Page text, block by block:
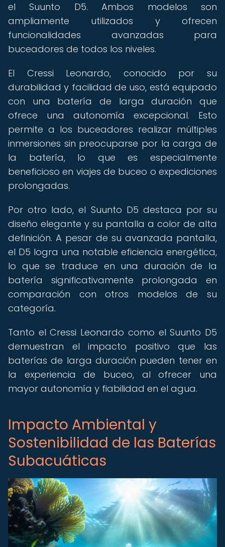
el Suunto D5. Ambos modelos son
ampliamente utilizados y ofrecen
funcionalidades avanzadas para
buceadores de todos los niveles.
El Cressi Leonardo, conocido por su
durabilidad y facilidad de uso, está equipado
con una batería de larga duración que
ofrece una autonomía excepcional. Esto
permite a los buceadores realizar múltiples
inmersiones sin preocuparse por la carga de
la batería, lo que es especialmente
beneficioso en viajes de buceo o expediciones
prolongadas.
Por otro lado, el Suunto D5 destaca por su
diseño elegante y su pantalla a color de alta
definición. A pesar de su avanzada pantalla,
el D5 logra una notable eficiencia energética,
lo que se traduce en una duración de la
batería significativamente prolongada en
comparación con otros modelos de su
categoría.
Tanto el Cressi Leonardo como el Suunto D5
demuestran el impacto positivo que las
baterías de larga duración pueden tener en
la experiencia de buceo, al ofrecer una
mayor autonomía y fiabilidad en el agua.
Impacto Ambiental y
Sostenibilidad de las Baterías
Subacuáticas